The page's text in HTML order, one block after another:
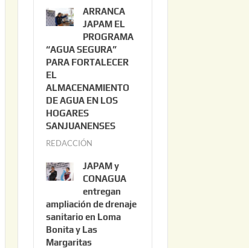
2
0
2
6
l
i
o
2
0
ARRANCA
JAPAM EL
PROGRAMA
“AGUA SEGURA”
PARA FORTALECER
EL
ALMACENAMIENTO
DE AGUA EN LOS
HOGARES
SANJUANENSES
REDACCIÓN
l
i
o
2
2
JAPAM y
CONAGUA
entregan
ampliación de drenaje
sanitario en Loma
Bonita y Las
Margaritas